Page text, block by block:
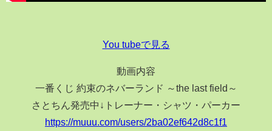
You tubeで見る
動画内容
一番くじ 約束のネバーランド ～the last field～
さとちん発売中↓トレーナー・シャツ・パーカー
https://muuu.com/users/2ba02ef642d8c1f1